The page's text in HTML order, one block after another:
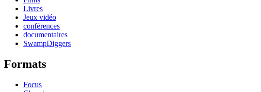
Livres
Jeux vidéo
conférences
documentaires
SwampDiggers
Formats
Focus